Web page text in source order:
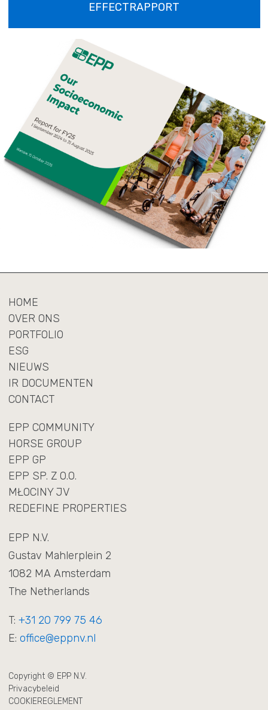
EFFECTRAPPORT
HOME
OVER ONS
PORTFOLIO
ESG
NIEUWS
IR DOCUMENTEN
CONTACT
EPP COMMUNITY
HORSE GROUP
EPP GP
EPP SP. Z O.O.
MŁOCINY JV
REDEFINE PROPERTIES
EPP N.V.
Gustav Mahlerplein 2
1082 MA Amsterdam
The Netherlands
T: +31 20 799 75 46
E: office@eppnv.nl
Copyright © EPP N.V.
Privacybeleid
COOKIEREGLEMENT